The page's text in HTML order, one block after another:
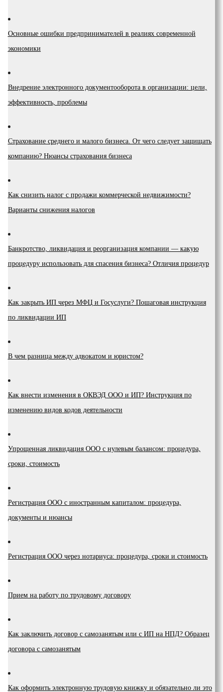
Основные ошибки предпринимателей в реалиях современной
экономики
Внедрение электронного документооборота в организации: цели,
эффективность, проблемы
Страхование среднего и малого бизнеса. От чего следует защищать
компанию? Нюансы страхования бизнеса
Как снизить налог с продажи коммерческой недвижимости?
Варианты снижения налогов
Банкротство, ликвидация и реорганизация компании — какую
процедуру использовать для спасения бизнеса? Отличия процедур
Как закрыть ИП через МФЦ и Госуслуги? Пошаговая инструкция
по ликвидации ИП
В чем разница между адвокатом и юристом?
Как внести изменения в ОКВЭД ООО и ИП? Инструкция по
изменению видов кодов деятельности
Упрощенная ликвидация ООО с нулевым балансом: процедура,
сроки, стоимость
Регистрация ООО с иностранным капиталом: процедура,
документы и нюансы
Регистрация ООО через нотариуса: процедура, сроки и стоимость
Прием на работу по трудовому договору
Как заключить договор с самозанятым или с ИП на НПД? Образец
договора с самозанятым
Как оформить электронную трудовую книжку и обязательно ли это